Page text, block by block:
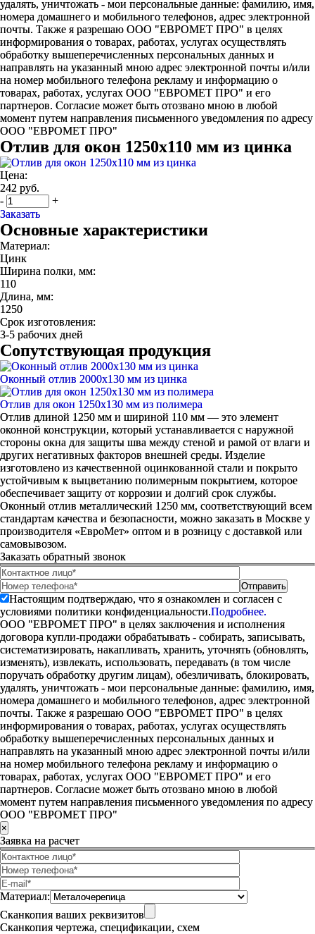
удалять, уничтожать - мои персональные данные: фамилию, имя,
номера домашнего и мобильного телефонов, адрес электронной
почты. Также я разрешаю ООО "ЕВРОМЕТ ПРО" в целях
информирования о товарах, работах, услугах осуществлять
обработку вышеперечисленных персональных данных и
направлять на указанный мною адрес электронной почты и/или
на номер мобильного телефона рекламу и информацию о
товарах, работах, услугах ООО "ЕВРОМЕТ ПРО" и его
партнеров. Согласие может быть отозвано мною в любой
момент путем направления письменного уведомления по адресу
ООО "ЕВРОМЕТ ПРО"
Отлив для окон 1250х110 мм из цинка
Цена:
242 руб.
-
+
Заказать
Основные характеристики
Материал:
Цинк
Ширина полки, мм:
110
Длина, мм:
1250
Срок изготовления:
3-5 рабочих дней
Сопутствующая продукция
Оконный отлив 2000х130 мм из цинка
Отлив для окон 1250х130 мм из полимера
Отлив длиной 1250 мм и шириной 110 мм— это элемент
оконной конструкции, который устанавливается с наружной
стороны окна для защиты шва между стеной и рамой от влаги и
других негативных факторов внешней среды. Изделие
изготовлено из качественной оцинкованной стали и покрыто
устойчивым к выцветанию полимерным покрытием, которое
обеспечивает защиту от коррозии и долгий срок службы.
Оконный отлив металлический 1250 мм, соответствующий всем
стандартам качества и безопасности, можно заказать в Москве у
производителя «ЕвроМет» оптом и в розницу с доставкой или
самовывозом.
Заказать обратный звонок
Настоящим подтверждаю, что я ознакомлен и согласен с
условиями политики конфиденциальности.Подробнее.
ООО "ЕВРОМЕТ ПРО" в целях заключения и исполнения
договора купли-продажи обрабатывать - собирать, записывать,
систематизировать, накапливать, хранить, уточнять (обновлять,
изменять), извлекать, использовать, передавать (в том числе
поручать обработку другим лицам), обезличивать, блокировать,
удалять, уничтожать - мои персональные данные: фамилию, имя,
номера домашнего и мобильного телефонов, адрес электронной
почты. Также я разрешаю ООО "ЕВРОМЕТ ПРО" в целях
информирования о товарах, работах, услугах осуществлять
обработку вышеперечисленных персональных данных и
направлять на указанный мною адрес электронной почты и/или
на номер мобильного телефона рекламу и информацию о
товарах, работах, услугах ООО "ЕВРОМЕТ ПРО" и его
партнеров. Согласие может быть отозвано мною в любой
момент путем направления письменного уведомления по адресу
ООО "ЕВРОМЕТ ПРО"
×
Заявка на расчет
Материал:
Сканкопия ваших реквизитов
Сканкопия чертежа, спецификации, схем